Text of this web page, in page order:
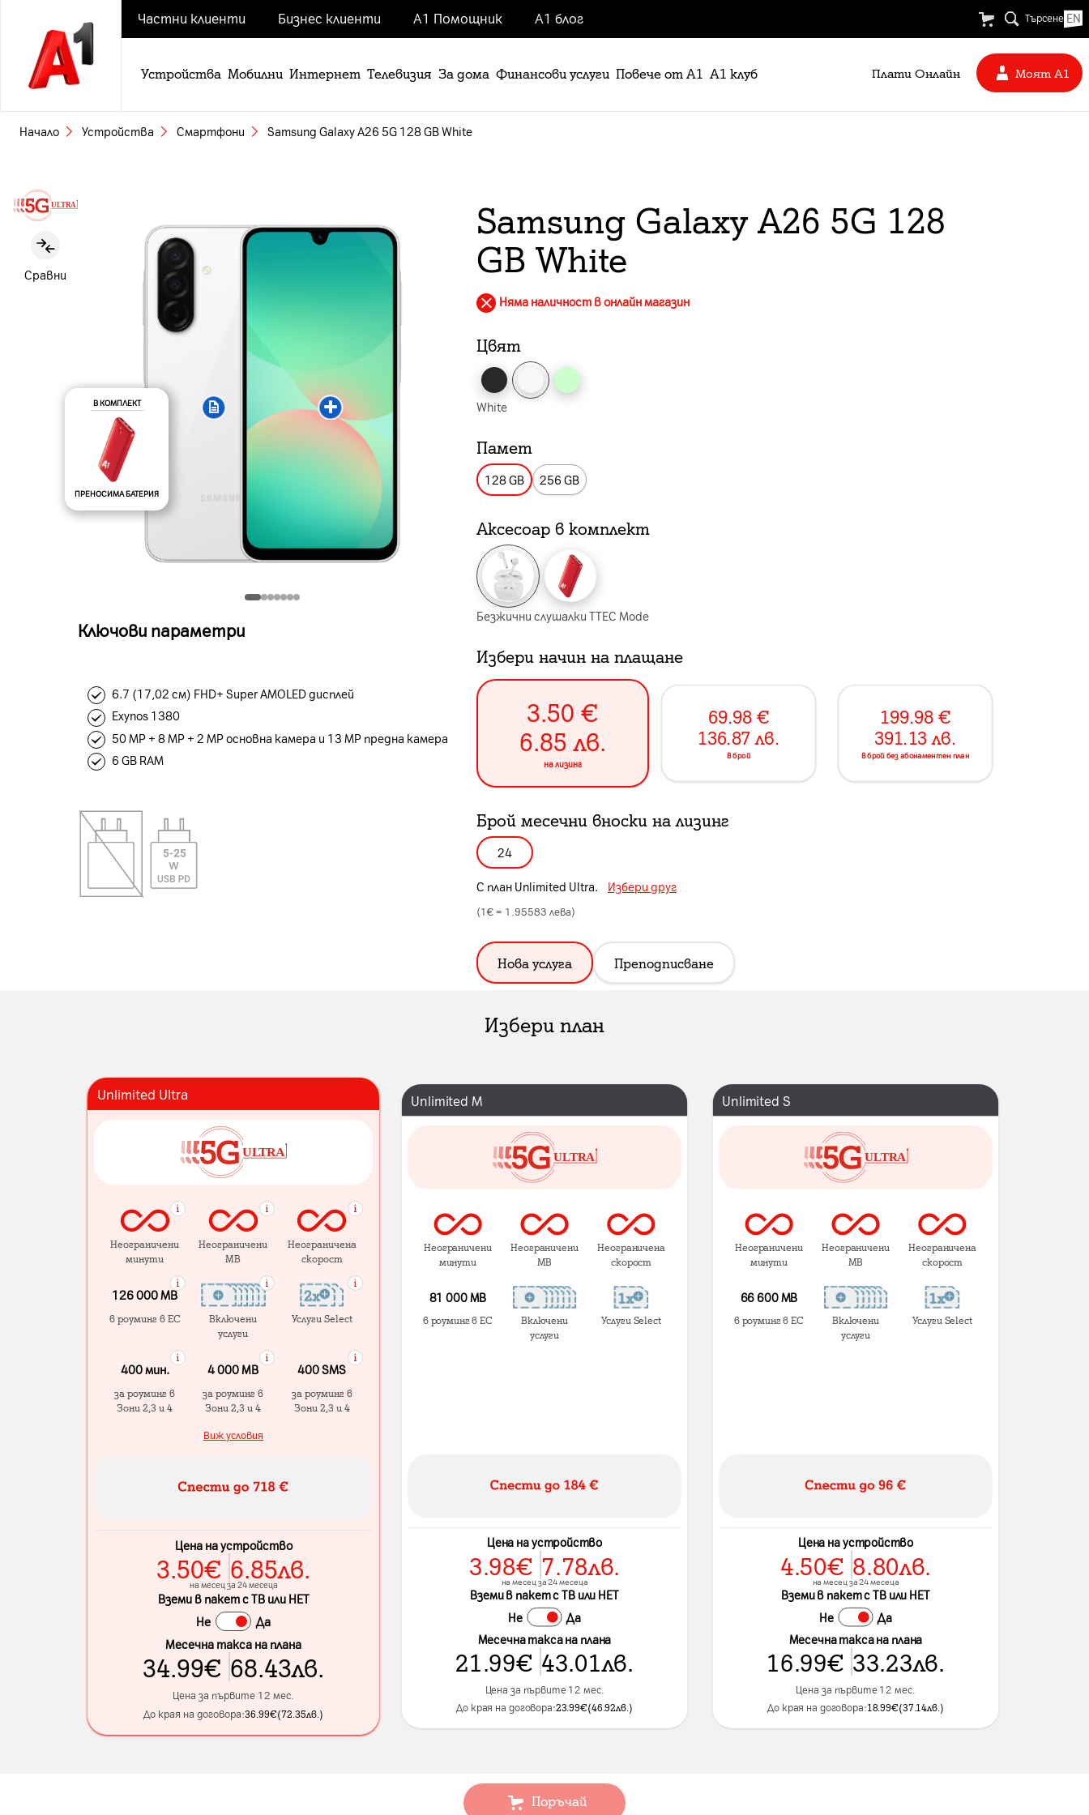
Частни клиенти Бизнес клиенти А1 Помощник А1 блог Търсене EN
Устройства Мобилни Интернет Телевизия За дома Финансови услуги Повече от А1 А1 клуб Плати Oнлайн Моят А1
Начало Устройства Смартфони Samsung Galaxy A26 5G 128 GB White
Сравни
Slide 1 of 7
В КОМПЛЕКТ
ПРЕНОСИМА БАТЕРИЯ
Ключови параметри
6.7 (17,02 см) FHD+ Super AMOLED дисплей
Exynos 1380
50 MP + 8 MP + 2 MP основна камера и 13 MP предна камера
6 GB RAM
Samsung Galaxy A26 5G 128
GB White
Няма наличност в онлайн магазин
Цвят
White
Памет
128 GB 256 GB
Аксесоар в комплект
Безжични слушалки TTEC Mode
Избери начин на плащане
3.50 €
6.85 лв.
на лизинг
69.98 €
136.87 лв.
в брой
199.98 €
391.13 лв.
в брой без абонаментен план
Брой месечни вноски на лизинг
24
С план Unlimited Ultra. Избери друг
(1€ = 1.95583 лева)
Нова услуга Преподписване
Избери план
Unlimited Ultra
Неограничени
минути
Неограничени
MB
Неограничена
скорост
126 000 MB
в роуминг в ЕС
Включени
услуги
Услуги Select
400 мин.
за роуминг в
Зони 2,3 и 4
4 000 МB
за роуминг в
Зони 2,3 и 4
400 SMS
за роуминг в
Зони 2,3 и 4
Виж условия
Цена на устройство
3.50€ 6.85лв.
на месец за 24 месеца
Вземи в пакет с ТВ или НЕТ
Не
Да
Месечна такса на плана
34.99€ 68.43лв.
Цена за първите 12 мес.
До края на договора:36.99€(72.35лв.)
Unlimited M
Неограничени
минути
Неограничени
MB
Неограничена
скорост
81 000 МВ
в роуминг в ЕС
Включени
услуги
Услуги Select
Цена на устройство
3.98€ 7.78лв.
на месец за 24 месеца
Вземи в пакет с ТВ или НЕТ
Не Да
Месечна такса на плана
21.99€ 43.01лв.
Цена за първите 12 мес.
До края на договора:23.99€(46.92лв.)
Unlimited S
Неограничени
минути
Неограничени
MB
Неограничена
скорост
66 600 MB
в роуминг в ЕС
Включени
услуги
Услуги Select
Цена на устройство
4.50€ 8.80лв.
на месец за 24 месеца
Вземи в пакет с ТВ или НЕТ
Не Да
Месечна такса на плана
16.99€ 33.23лв.
Цена за първите 12 мес.
До края на договора:18.99€(37.14лв.)
Поръчай